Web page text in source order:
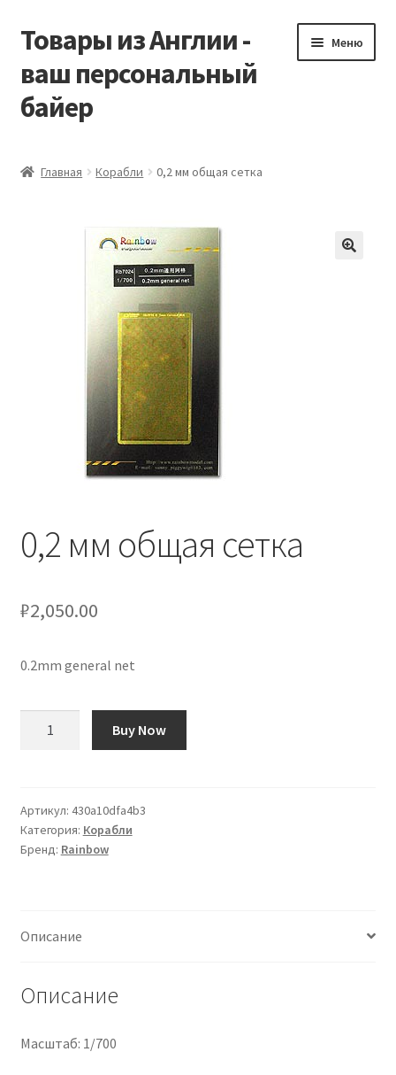
Перейти
навигации
Перейти
содержимому
Товары из Англии -
ваш персональный
байер
Меню
Заказать Vitabiotics
Мой аккаунт
Оформление заказа
Скидки
Главная Корабли 0,2 мм общая сетка
0,2 мм общая сетка
₽2,050.00
0.2mm general net
общая
сетка
Buy Now
Артикул: 430a10dfa4b3
Категория: Корабли
Бренд: Rainbow
Описание
Описание
Масштаб: 1/700